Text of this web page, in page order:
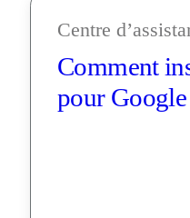
Centre
Comment
pour